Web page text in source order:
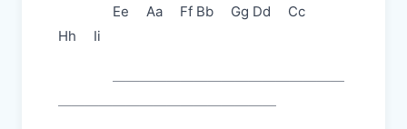
Ee Aa Ff Bb Gg Dd Cc
Hh Ii